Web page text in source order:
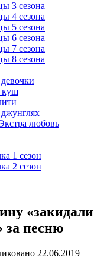
3 сезона
4 сезона
5 сезона
6 сезона
7 сезона
8 сезона
куш
любовь
1 сезон
2 сезон
«закидали
за песню
22.06.2019